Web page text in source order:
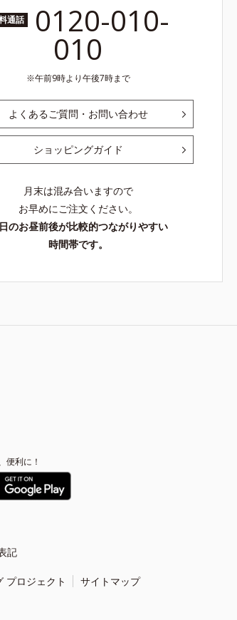
通話 0120-010-
010
午前9時より午後7時まで
よくあるご質問・お問い合わせ
ショッピングガイド
月末は混み合いますので
お早めにご注文ください。
のお昼前後が比較的つながりやすい
時間帯です。
便利に！
記
プロジェクト サイトマップ